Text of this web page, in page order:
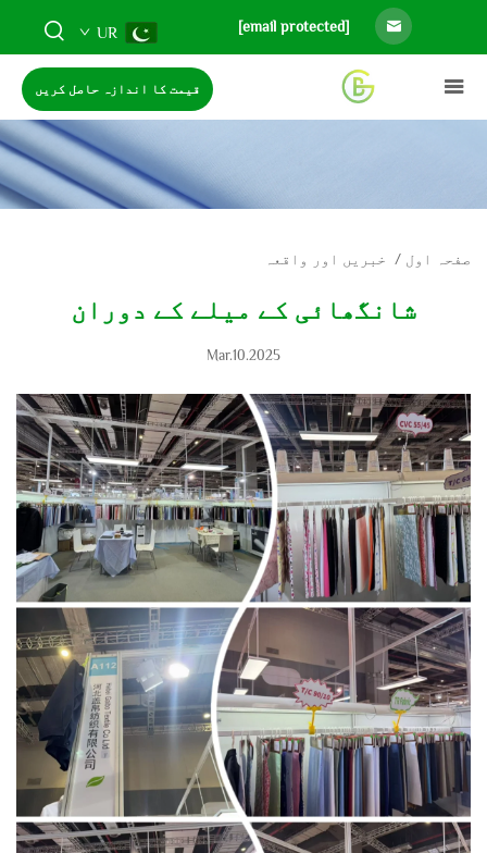
[email protected]
UR
قیمت کا اندازہ حاصل کریں
صفحہ اول / خبریں اور واقعہ
شانگھائی کے میلے کے دوران
Mar.10.2025